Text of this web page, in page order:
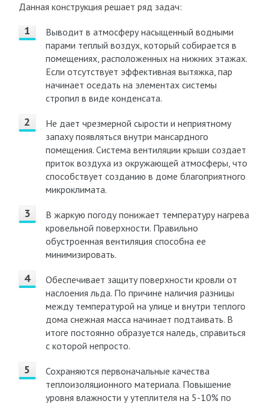
Данная конструкция решает ряд задач:
Выводит в атмосферу насыщенный водными
парами теплый воздух, который собирается в
помещениях, расположенных на нижних этажах.
Если отсутствует эффективная вытяжка, пар
начинает оседать на элементах системы
стропил в виде конденсата.
Не дает чрезмерной сырости и неприятному
запаху появляться внутри мансардного
помещения. Система вентиляции крыши создает
приток воздуха из окружающей атмосферы, что
способствует созданию в доме благоприятного
микроклимата.
В жаркую погоду понижает температуру нагрева
кровельной поверхности. Правильно
обустроенная вентиляция способна ее
минимизировать.
Обеспечивает защиту поверхности кровли от
наслоения льда. По причине наличия разницы
между температурой на улице и внутри теплого
дома снежная масса начинает подтаивать. В
итоге постоянно образуется наледь, справиться
с которой непросто.
Сохраняются первоначальные качества
теплоизоляционного материала. Повышение
уровня влажности у утеплителя на 5-10% по